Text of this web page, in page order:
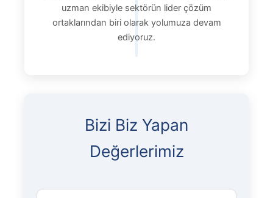
uzman ekibiyle sektörün lider çözüm
ortaklarından biri olarak yolumuza devam
ediyoruz.
Bizi Biz Yapan
Değerlerimiz